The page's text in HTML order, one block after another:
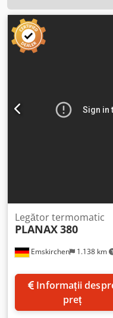
Emskirchen 1.138 km
Legător termomatic
PLANAX380
preț